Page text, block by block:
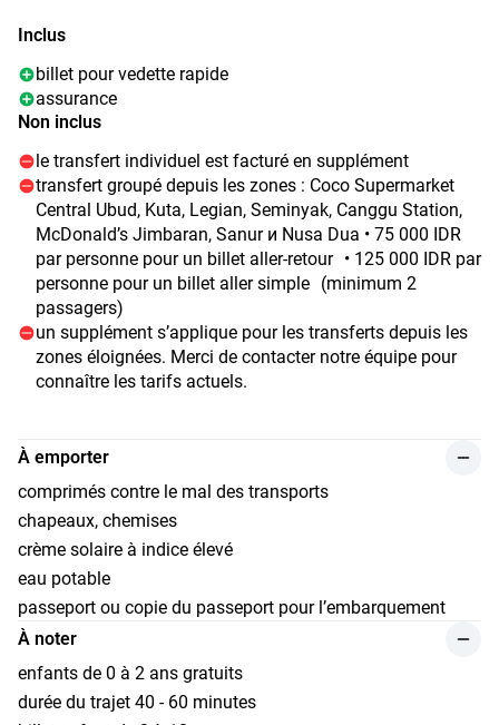
Inclus
billet pour vedette rapide
assurance
Non inclus
le transfert individuel est facturé en supplément
transfert groupé depuis les zones : Coco Supermarket
Central Ubud, Kuta, Legian, Seminyak, Canggu Station,
McDonald’s Jimbaran, Sanur и Nusa Dua • 75 000 IDR
par personne pour un billet aller-retour • 125 000 IDR par
personne pour un billet aller simple (minimum 2
passagers)
un supplément s’applique pour les transferts depuis les
zones éloignées. Merci de contacter notre équipe pour
connaître les tarifs actuels.
À emporter
comprimés contre le mal des transports
chapeaux, chemises
crème solaire à indice élevé
eau potable
passeport ou copie du passeport pour l’embarquement
À noter
enfants de 0 à 2 ans gratuits
durée du trajet 40 - 60 minutes